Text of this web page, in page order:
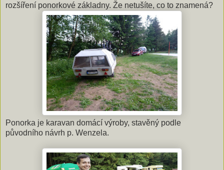
rozšíření ponorkové základny. Že netušíte, co to znamená?
Ponorka je karavan domácí výroby, stavěný podle
původního návrh p. Wenzela.